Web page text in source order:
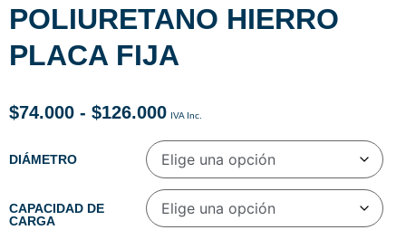
POLIURETANO HIERRO
PLACA FIJA
$74.000 - $126.000
DIÁMETRO
CAPACIDAD DE
CARGA